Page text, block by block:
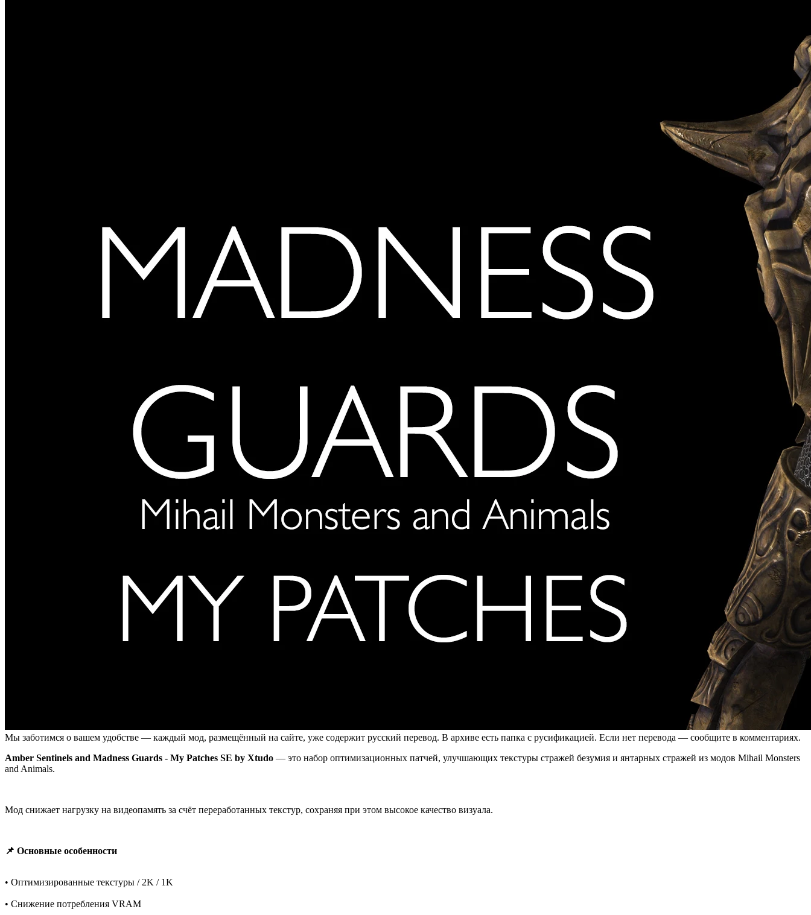
Мы заботимся о вашем удобстве — каждый мод, размещённый на сайте, уже содержит русский перевод. В архиве есть папка с русификацией. Если нет перевода — сообщите в комментариях.
Amber Sentinels and Madness Guards - My Patches SE by Xtudo — это набор оптимизационных патчей, улучшающих текстуры стражей безумия и янтарных стражей из модов Mihail Monsters
and Animals.
Мод снижает нагрузку на видеопамять за счёт переработанных текстур, сохраняя при этом высокое качество визуала.
📌 Основные особенности
• Оптимизированные текстуры / 2K / 1K
• Снижение потребления VRAM